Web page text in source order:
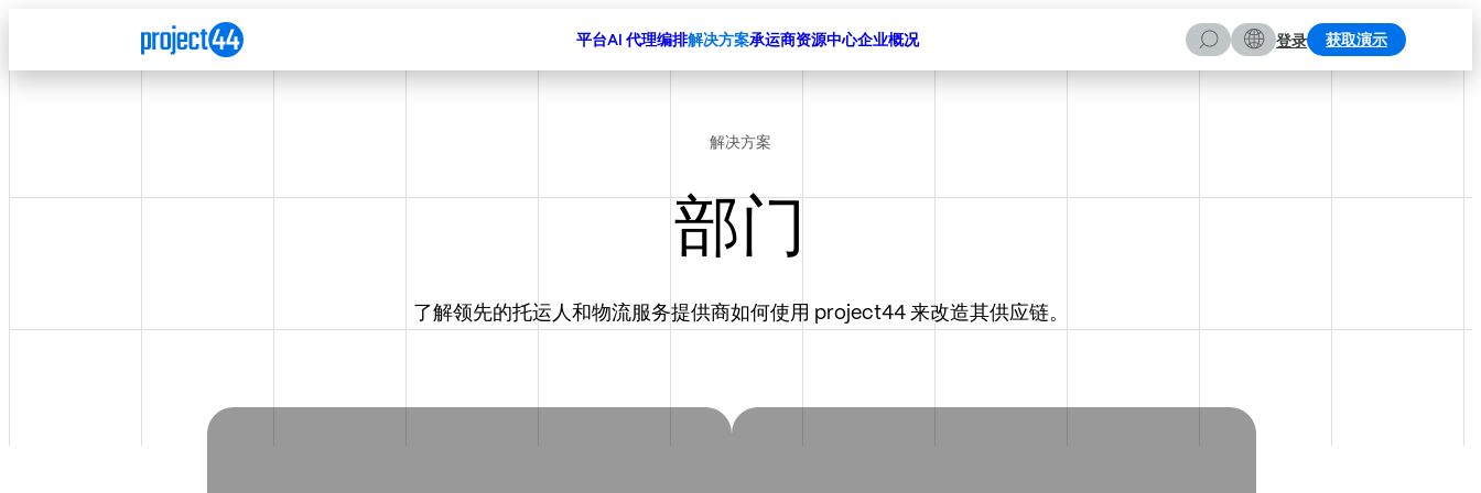
平台AI 代理编排解决方案承运商资源中心企业概况
搜
索
登录 获取演示
解决方案
部门
了解领先的托运人和物流服务提供商如何使用 project44 来改造其供应链。